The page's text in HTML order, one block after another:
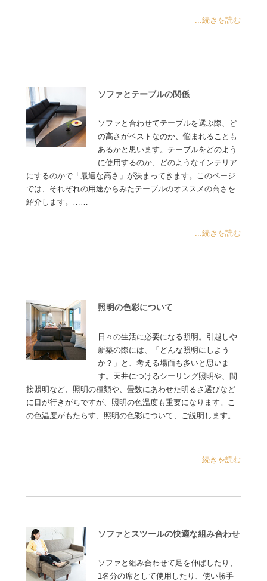
...続きを読む
ソファとテーブルの関係
ソファと合わせてテーブルを選ぶ際、ど
の高さがベストなのか、悩まれることも
あるかと思います。テーブルをどのよう
に使用するのか、どのようなインテリア
にするのかで「最適な高さ」が決まってきます。このページ
では、それぞれの用途からみたテーブルのオススメの高さを
紹介します。……
...続きを読む
照明の色彩について
日々の生活に必要になる照明。引越しや
新築の際には、「どんな照明にしよう
か？」と、考える場面も多いと思いま
す。天井につけるシーリング照明や、間
接照明など、照明の種類や、畳数にあわせた明るさ選びなど
に目が行きがちですが、照明の色温度も重要になります。こ
の色温度がもたらす、照明の色彩について、ご説明します。
...続きを読む
ソファとスツールの快適な組み合わせ
ソファと組み合わせて足を伸ばしたり、
1名分の席として使用したり、使い勝手